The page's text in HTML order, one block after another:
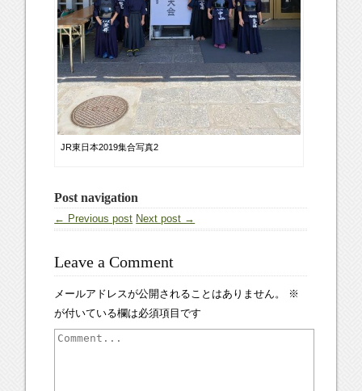
JR東日本2019集合写真2
Post navigation
← Previous post Next post →
Leave a Comment
メールアドレスが公開されることはありません。
※
が付いている欄は必須項目です